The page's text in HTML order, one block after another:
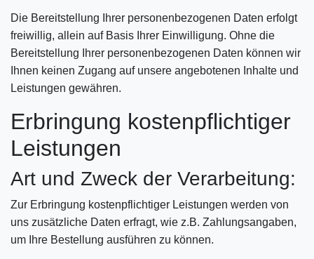
Die Bereitstellung Ihrer personenbezogenen Daten erfolgt
freiwillig, allein auf Basis Ihrer Einwilligung. Ohne die
Bereitstellung Ihrer personenbezogenen Daten können wir
Ihnen keinen Zugang auf unsere angebotenen Inhalte und
Leistungen gewähren.
Erbringung kostenpflichtiger
Leistungen
Art und Zweck der Verarbeitung:
Zur Erbringung kostenpflichtiger Leistungen werden von
uns zusätzliche Daten erfragt, wie z.B. Zahlungsangaben,
um Ihre Bestellung ausführen zu können.